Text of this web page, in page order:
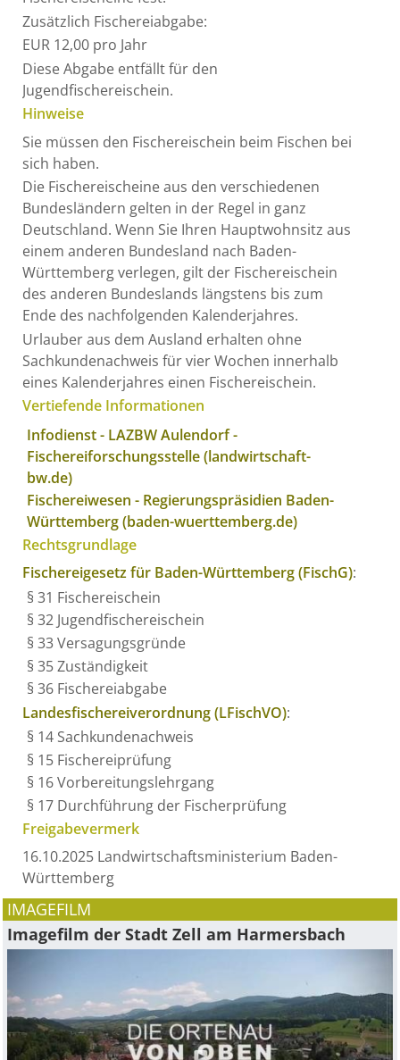
Zusätzlich Fischereiabgabe:
EUR 12,00 pro Jahr
Diese Abgabe entfällt für den
Jugendfischereischein.
Hinweise
Sie müssen den Fischereischein beim Fischen bei
sich haben.
Die Fischereischeine aus den verschiedenen
Bundesländern gelten in der Regel in ganz
Deutschland. Wenn Sie Ihren Hauptwohnsitz aus
einem anderen Bundesland nach Baden-
Württemberg verlegen, gilt der Fischereischein
des anderen Bundeslands längstens bis zum
Ende des nachfolgenden Kalenderjahres.
Urlauber aus dem Ausland erhalten ohne
Sachkundenachweis für vier Wochen innerhalb
eines Kalenderjahres einen Fischereischein.
Vertiefende Informationen
Infodienst - LAZBW Aulendorf -
Fischereiforschungsstelle (landwirtschaft-
bw.de)
Fischereiwesen - Regierungspräsidien Baden-
Württemberg (baden-wuerttemberg.de)
Rechtsgrundlage
Fischereigesetz für Baden-Württemberg (FischG):
§ 31 Fischereischein
§ 32 Jugendfischereischein
§ 33 Versagungsgründe
§ 35 Zuständigkeit
§ 36 Fischereiabgabe
Landesfischereiverordnung (LFischVO):
§ 14Sachkundenachweis
§ 15 Fischereiprüfung
§ 16 Vorbereitungslehrgang
§ 17 Durchführung der Fischerprüfung
Freigabevermerk
16.10.2025 Landwirtschaftsministerium Baden-
Württemberg
IMAGEFILM
Imagefilm der Stadt Zell am Harmersbach